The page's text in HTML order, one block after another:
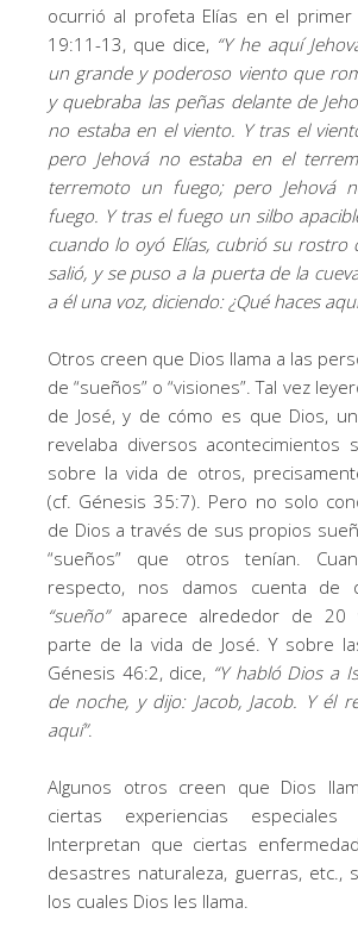
ocurrió al profeta Elías en el primer
19:11-13, que dice, “Y he aquí
un grande y poderoso viento que
y quebraba las peñas delante de
no estaba en el viento. Y tras el
pero Jehová no estaba en el
terremoto un fuego; pero Jehová
fuego. Y tras el fuego un silbo
cuando lo oyó Elías, cubrió su rostro
salió, y se puso a la puerta de la
a él una voz, diciendo: ¿Qué haces
Otros creen que Dios llama a las
de “sueños” o “visiones”. Tal vez
de José, y de cómo es que Dios,
revelaba diversos acontecimientos
sobre la vida de otros,
(cf. Génesis 35:7). Pero no solo
de Dios a través de sus propios
“sueños” que otros tenían.
respecto, nos damos cuenta de
“sueño”aparece alrededor de 20
parte de la vida de José. Y sobre
Génesis 46:2, dice, “Y habló Dios a
de noche, y dijo: Jacob, Jacob. Y él
aquí”.
Algunos otros creen que Dios
ciertas experiencias
Interpretan que ciertas
desastres naturaleza, guerras, etc.,
los cuales Dios les llama.